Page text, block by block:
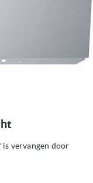
vervangen door